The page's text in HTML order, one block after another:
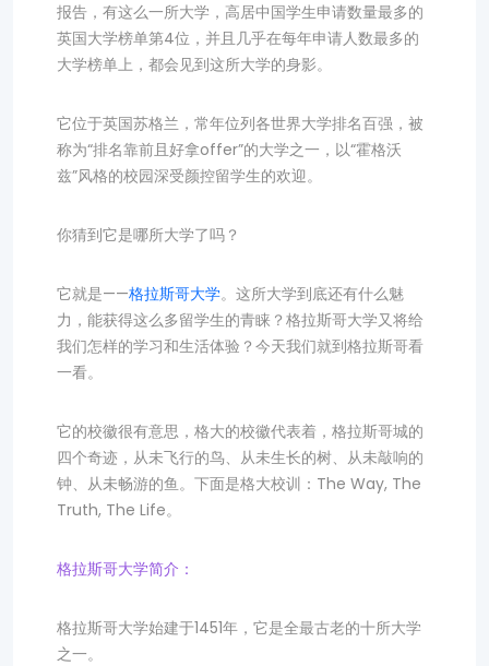
报告，有这么一所大学，高居中国学生申请数量最多的
英国大学榜单第4位，并且几乎在每年申请人数最多的
大学榜单上，都会见到这所大学的身影。
它位于英国苏格兰，常年位列各世界大学排名百强，被
称为“排名靠前且好拿offer”的大学之一，以“霍格沃
兹”风格的校园深受颜控留学生的欢迎。
你猜到它是哪所大学了吗？
它就是——格拉斯哥大学。这所大学到底还有什么魅
力，能获得这么多留学生的青睐？格拉斯哥大学又将给
我们怎样的学习和生活体验？今天我们就到格拉斯哥看
一看。
它的校徽很有意思，格大的校徽代表着，格拉斯哥城的
四个奇迹，从未飞行的鸟、从未生长的树、从未敲响的
钟、从未畅游的鱼。下面是格大校训：The Way, The
Truth, The Life。
格拉斯哥大学简介：
格拉斯哥大学始建于1451年，它是全最古老的十所大学
之一。